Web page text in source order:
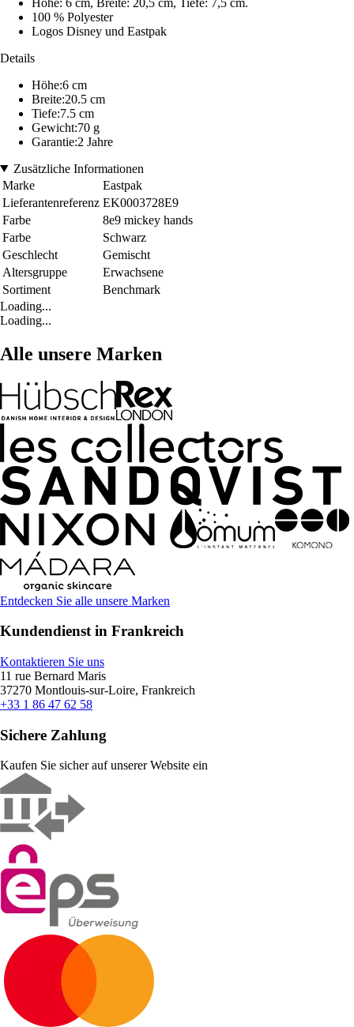
100 % Polyester
Logos Disney und Eastpak
Details
Höhe:6 cm
Breite:20.5 cm
Tiefe:7.5 cm
Gewicht:70 g
Garantie:2 Jahre
Zusätzliche Informationen
Marke
Eastpak
Lieferantenreferenz EK0003728E9
Farbe
8e9 mickey hands
Farbe
Schwarz
Geschlecht
Gemischt
Altersgruppe
Erwachsene
Sortiment
Benchmark
Loading...
Loading...
Alle unsere Marken
Entdecken Sie alle unsere Marken
Kundendienst in Frankreich
Kontaktieren Sie uns
11 rue Bernard Maris
37270 Montlouis-sur-Loire, Frankreich
+33 1 86 47 62 58
Sichere Zahlung
Kaufen Sie sicher auf unserer Website ein